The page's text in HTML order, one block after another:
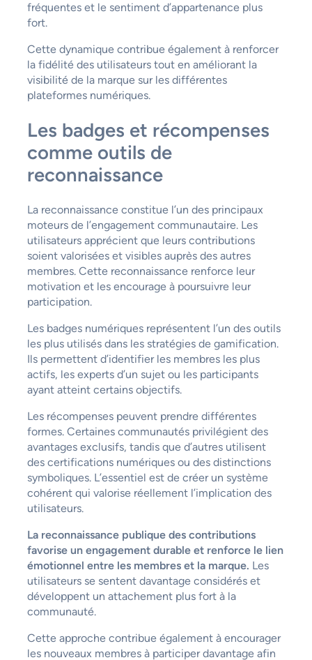
fréquentes et le sentiment d’appartenance plus
fort.
Cette dynamique contribue également à renforcer
la fidélité des utilisateurs tout en améliorant la
visibilité de la marque sur les différentes
plateformes numériques.
Les badges et récompenses
comme outils de
reconnaissance
La reconnaissance constitue l’un des principaux
moteurs de l’engagement communautaire. Les
utilisateurs apprécient que leurs contributions
soient valorisées et visibles auprès des autres
membres. Cette reconnaissance renforce leur
motivation et les encourage à poursuivre leur
participation.
Les badges numériques représentent l’un des outils
les plus utilisés dans les stratégies de gamification.
Ils permettent d’identifier les membres les plus
actifs, les experts d’un sujet ou les participants
ayant atteint certains objectifs.
Les récompenses peuvent prendre différentes
formes. Certaines communautés privilégient des
avantages exclusifs, tandis que d’autres utilisent
des certifications numériques ou des distinctions
symboliques. L’essentiel est de créer un système
cohérent qui valorise réellement l’implication des
utilisateurs.
La reconnaissance publique des contributions
favorise un engagement durable et renforce le lien
émotionnel entre les membres et la marque. Les
utilisateurs se sentent davantage considérés et
développent un attachement plus fort à la
communauté.
Cette approche contribue également à encourager
les nouveaux membres à participer davantage afin